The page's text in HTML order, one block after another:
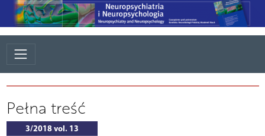
Pełna treść
3/2018 vol. 13